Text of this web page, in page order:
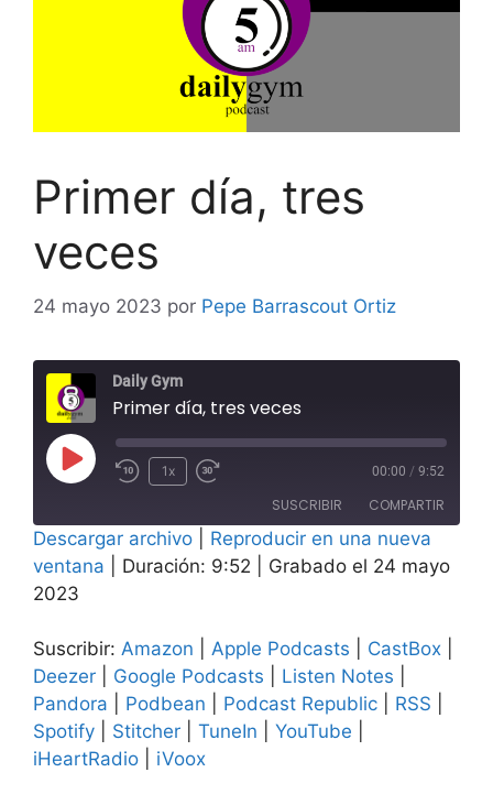
Primer día, tres
veces
24 mayo 2023 por Pepe Barrascout Ortiz
Daily Gym
Primer día, tres veces
Reproducir
Rebobinar
segundos
1x
segundos
00:00 / 9:52
SUSCRIBIR COMPARTIR
Amazon Apple Podcasts
Pandora Podbean
Podcast Republic RSS
Spotify Stitcher
TuneIn
COMPAR
TIR
INCRUST
AR
Descargar archivo
Reproducir en una nueva
ventana
Duración: 9:52
Grabado el 24 mayo
2023
Suscribir: Amazon Apple Podcasts CastBox
Deezer
Google Podcasts Listen Notes
Pandora
Podbean Podcast Republic RSS
Spotify
Stitcher TuneIn YouTube
iHeartRadio
iVoox